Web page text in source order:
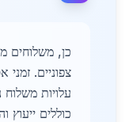
כן, משלוחים
עלויות משלוח